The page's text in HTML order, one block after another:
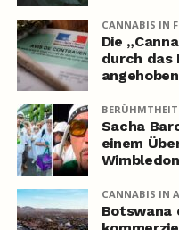
CANNABIS IN
Die
durch das
angehoben
Sacha
einem
CANNABIS IN
Botswana